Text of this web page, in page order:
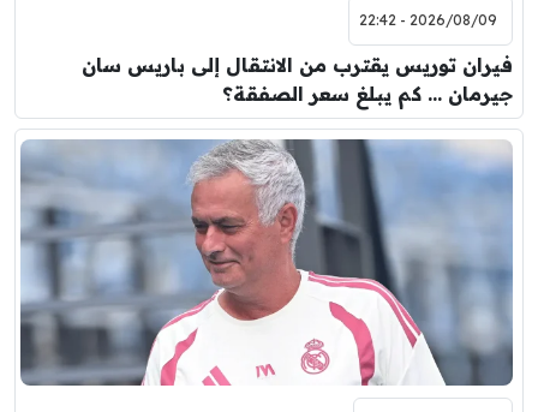
2026/08/09 - 22:42
فيران توريس يقترب من الانتقال إلى باريس سان
جيرمان … كم يبلغ سعر الصفقة؟